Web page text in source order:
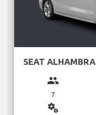
SEAT ALHAMBRA
group
7
miscellaneous_services